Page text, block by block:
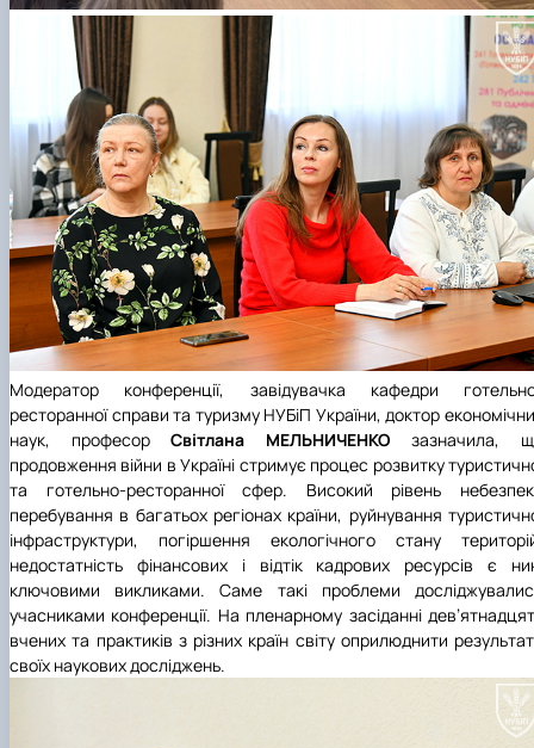
Модератор конференції, завідувачка кафедри
ресторанної справи та туризмуНУБіП України, доктор
наук, професорСвітлана МЕЛЬНИЧЕНКОзазначила,
продовження війни в Україні стримує процес розвитку
та готельно-ресторанної сфер. Високий рівень
перебування в багатьох регіонах країни, руйнування
інфраструктури, погіршення екологічного стану
недостатність фінансових і відтік кадрових ресурсів є
ключовими викликами. Саме такі проблеми
учасниками конференції. На пленарному засіданні
вчених та практиків з різних країн світу оприлюднити
своїх наукових досліджень.